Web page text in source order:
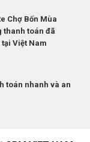
Chợ Bốn Mùa
thanh toán đã
Việt Nam
toán nhanh và an